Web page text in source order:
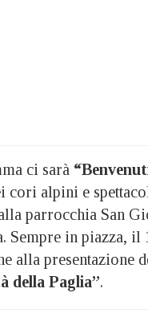
ci sarà
cori alpini e
parrocchia San
Sempre in piazza, il
alla presentazione
della Paglia”.